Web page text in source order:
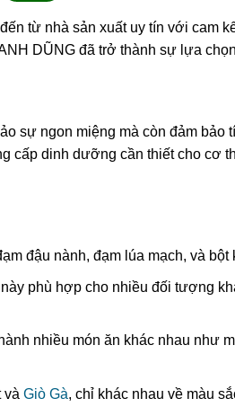
từ nhà sản xuất uy tín với
DŨNG đã trở thành sự lựa
sự ngon miệng mà còn đảm
cấp dinh dưỡng cần thiết cho
đậu nành, đạm lúa mạch, và
phù hợp cho nhiều đối tượng
nhiều món ăn khác nhau như
và Giò Gà, chỉ khác nhau về màu